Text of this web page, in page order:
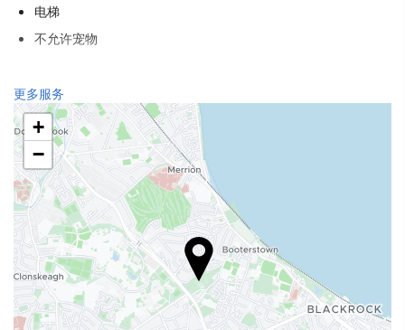
电梯
不允许宠物
接待服务
24小时前台
行李寄存
食品与饮品
单点餐厅
酒巴
停车
更多服务
+
−